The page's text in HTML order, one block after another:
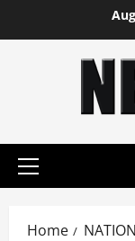
Primary
Home